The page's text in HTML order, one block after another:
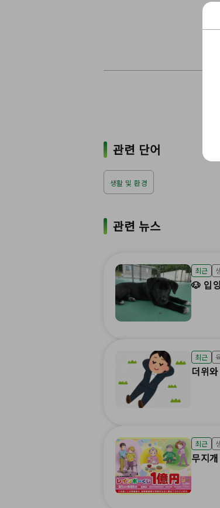
관련 단어
생활 및 환경
관련 뉴스
최근
🐶 입
최근
더위
최근
무지